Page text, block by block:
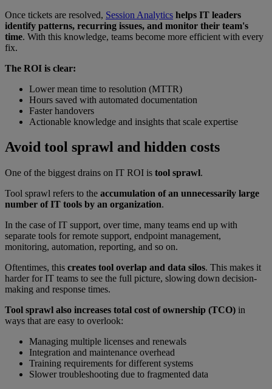
Once tickets are resolved, Session Analytics helps IT leaders
identify patterns, recurring issues, and monitor their team's
time. With this knowledge, teams become more efficient with every
fix.
The ROI is clear:
Lower mean time to resolution (MTTR)
Hours saved with automated documentation
Faster handovers
Actionable knowledge and insights that scale expertise
Avoid tool sprawl and hidden costs
One of the biggest drains on IT ROI is tool sprawl.
Tool sprawl refers to the accumulation of an unnecessarily large
number of IT tools by an organization.
In the case of IT support, over time, many teams end up with
separate tools for remote support, endpoint management,
monitoring, automation, reporting, and so on.
Oftentimes, this creates tool overlap and data silos. This makes it
harder for IT teams to see the full picture, slowing down decision-
making and response times.
Tool sprawl also increases total cost of ownership (TCO) in
ways that are easy to overlook:
Managing multiple licenses and renewals
Integration and maintenance overhead
Training requirements for different systems
Slower troubleshooting due to fragmented data